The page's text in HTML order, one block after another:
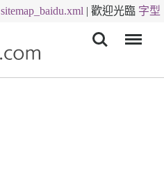
sitemap_baidu.xml | 歡迎光臨 字型